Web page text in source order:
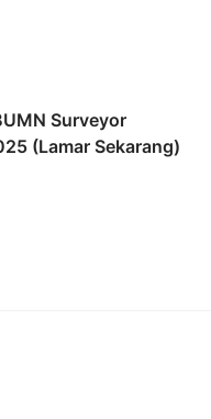
Surveyor
(Lamar Sekarang)